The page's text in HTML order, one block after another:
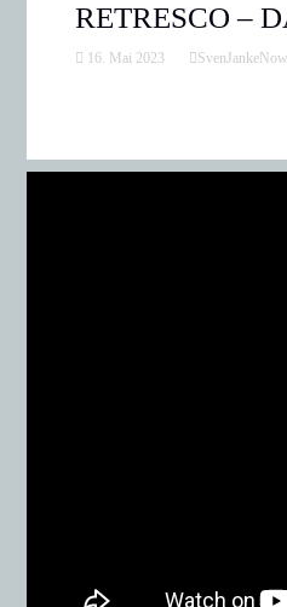
RETRESCO –
16. Mai 2023